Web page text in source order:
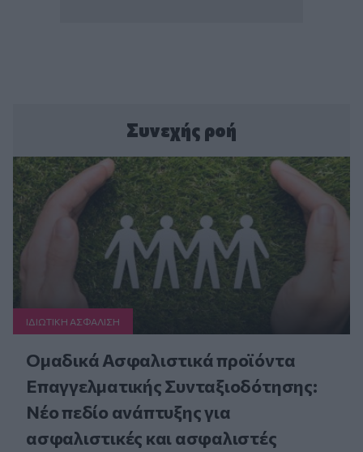
Συνεχής ροή
ΙΔΙΩΤΙΚΗ ΑΣΦAΛΙΣΗ
Ομαδικά Ασφαλιστικά προϊόντα
Επαγγελματικής Συνταξιοδότησης:
Νέο πεδίο ανάπτυξης για
ασφαλιστικές και ασφαλιστές